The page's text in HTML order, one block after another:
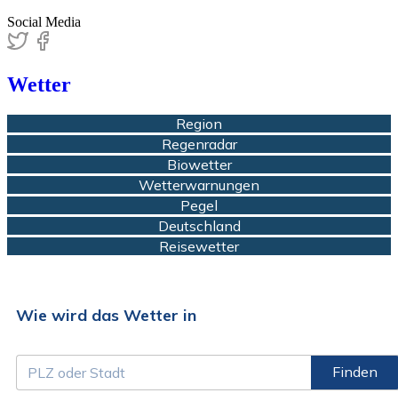
Social Media
Wetter
Region
Regenradar
Biowetter
Wetterwarnungen
Pegel
Deutschland
Reisewetter
Wie wird das Wetter in
Finden